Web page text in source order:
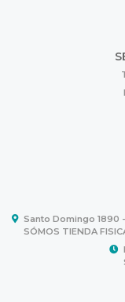
Santo Domingo 1890
SÓMOS TIENDA